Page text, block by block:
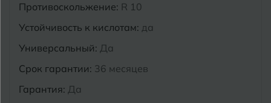
Противоскольжение: R 10
Устойчивость к кислотам: да
Универсальный: Да
Срок гарантии: 36 месяцев
Гарантия: Да